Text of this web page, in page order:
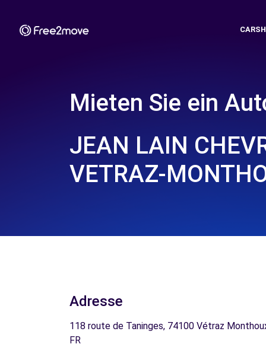
Mieten Sie ein
JEAN LAIN
VETRAZ-
Adresse
118 route de Taninges, 74100 Vétraz
FR